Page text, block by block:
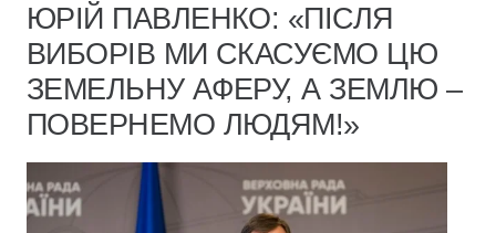
ЮРІЙ ПАВЛЕНКО: «ПІСЛЯ
ВИБОРІВ МИ СКАСУЄМО ЦЮ
ЗЕМЕЛЬНУ АФЕРУ, А ЗЕМЛЮ –
ПОВЕРНЕМО ЛЮДЯМ!»